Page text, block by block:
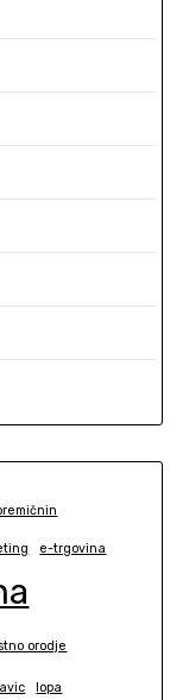
e-trgovina
orodje
lopa